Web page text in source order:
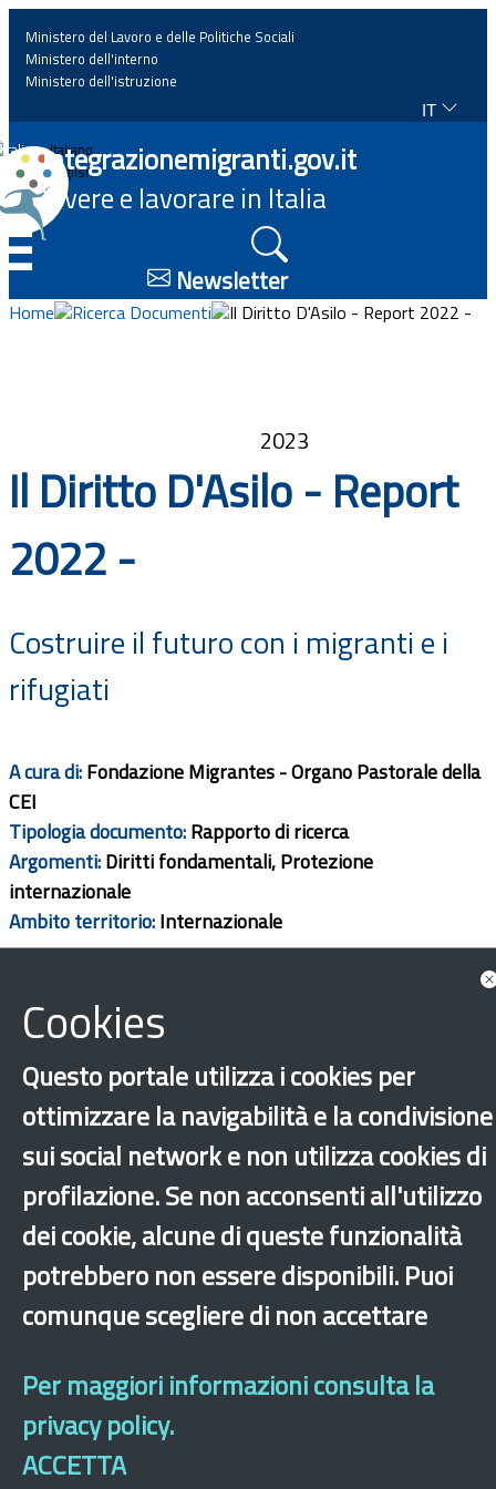
Home
News
Approfondimenti
Documenti
Bandi
Guide
Ministero del Lavoro e delle Politiche Sociali
Ministero dell'interno
Ministero dell'istruzione
IT
Italiano
English
Integrazionemigranti.gov.it
Vivere e lavorare in Italia
Newsletter
Home Ricerca Documenti Il Diritto D'Asilo - Report 2022 -
2023
Il Diritto D'Asilo - Report
2022 -
Costruire il futuro con i migranti e i
rifugiati
A cura di:Fondazione Migrantes - Organo Pastorale della
CEI
Tipologia documento:Rapporto di ricerca
Argomenti:Diritti fondamentali, Protezione
internazionale
Ambito territorio:Internazionale
Scarica
Diritti fondamentali
Protezione internazionale
Rifugiati
›×
Cookies
Questo portale utilizza i cookies per
ottimizzare la navigabilità e la condivisione
sui social network e non utilizza cookies di
profilazione. Se non acconsenti all'utilizzo
dei cookie, alcune di queste funzionalità
potrebbero non essere disponibili. Puoi
comunque scegliere di non accettare
Per maggiori informazioni consulta la
privacy policy.
ACCETTA